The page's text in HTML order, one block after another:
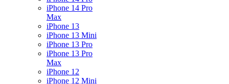
iPhone 14 Pro
Max
iPhone 13
iPhone 13 Mini
iPhone 13 Pro
iPhone 13 Pro
Max
iPhone 12
iPhone 12 Mini